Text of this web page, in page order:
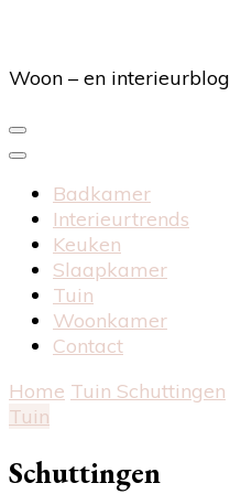
Woon – en interieurblog
Badkamer
Interieurtrends
Keuken
Slaapkamer
Tuin
Woonkamer
Contact
Home Tuin Schuttingen
Tuin
Schuttingen